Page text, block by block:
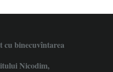
cu binecuvîntarea
Nicodim,